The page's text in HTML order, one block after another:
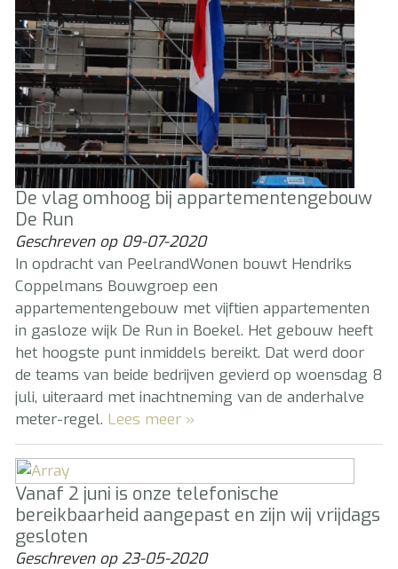
De vlag omhoog bij appartementengebouw
De Run
Geschreven op 09-07-2020
In opdracht van PeelrandWonen bouwt Hendriks
Coppelmans Bouwgroep een
appartementengebouw met vijftien appartementen
in gasloze wijk De Run in Boekel. Het gebouw heeft
het hoogste punt inmiddels bereikt. Dat werd door
de teams van beide bedrijven gevierd op woensdag 8
juli, uiteraard met inachtneming van de anderhalve
meter-regel. Lees meer »
Vanaf 2 juni is onze telefonische
bereikbaarheid aangepast en zijn wij vrijdags
gesloten
Geschreven op 23-05-2020